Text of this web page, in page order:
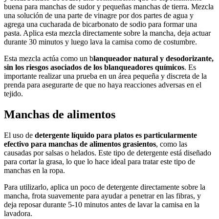
buena para manchas de sudor y pequeñas manchas de tierra. Mezcla
una solución de una parte de vinagre por dos partes de agua y
agrega una cucharada de bicarbonato de sodio para formar una
pasta. Aplica esta mezcla directamente sobre la mancha, deja actuar
durante 30 minutos y luego lava la camisa como de costumbre.
Esta mezcla actúa como un blanqueador natural y desodorizante,
sin los riesgos asociados de los blanqueadores químicos. Es
importante realizar una prueba en un área pequeña y discreta de la
prenda para asegurarte de que no haya reacciones adversas en el
tejido.
Manchas de alimentos
El uso de detergente líquido para platos es particularmente
efectivo para manchas de alimentos grasientos, como las
causadas por salsas o helados. Este tipo de detergente está diseñado
para cortar la grasa, lo que lo hace ideal para tratar este tipo de
manchas en la ropa.
Para utilizarlo, aplica un poco de detergente directamente sobre la
mancha, frota suavemente para ayudar a penetrar en las fibras, y
deja reposar durante 5-10 minutos antes de lavar la camisa en la
lavadora.